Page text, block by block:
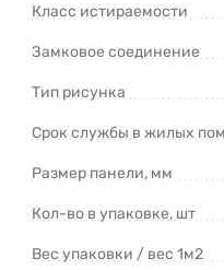
Класс истираемости
Замковое соединение
Тип рисунка
Срок службы в жилых
Размер панели, мм
Кол-во в упаковке, шт
Вес упаковки / вес 1м2